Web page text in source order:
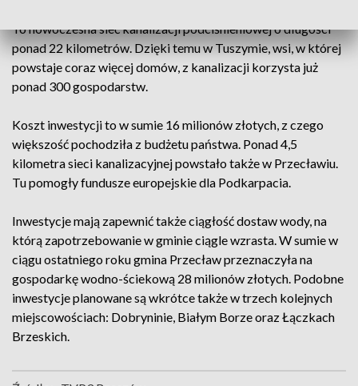
To nowoczesna sieć kanalizacji podciśnieniowej o długości
ponad 22 kilometrów. Dzięki temu w Tuszymie, wsi, w której
powstaje coraz więcej domów, z kanalizacji korzysta już
ponad 300 gospodarstw.
Koszt inwestycji to w sumie 16 milionów złotych, z czego
większość pochodziła z budżetu państwa. Ponad 4,5
kilometra sieci kanalizacyjnej powstało także w Przecławiu.
Tu pomogły fundusze europejskie dla Podkarpacia.
Inwestycje mają zapewnić także ciągłość dostaw wody, na
którą zapotrzebowanie w gminie ciągle wzrasta. W sumie w
ciągu ostatniego roku gmina Przecław przeznaczyła na
gospodarkę wodno-ściekową 28 milionów złotych. Podobne
inwestycje planowane są wkrótce także w trzech kolejnych
miejscowościach: Dobryninie, Białym Borze oraz Łączkach
Brzeskich.